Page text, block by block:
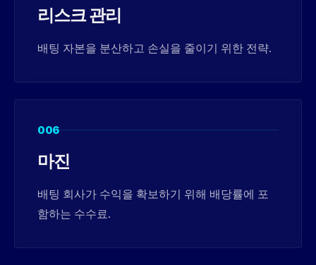
리스크 관리
배팅 자본을 분산하고 손실을 줄이기 위한 전략.
006
마진
배팅 회사가 수익을 확보하기 위해 배당률에 포
함하는 수수료.